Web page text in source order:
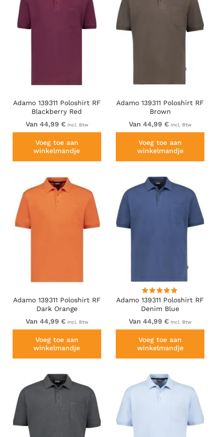
Adamo 139311 Poloshirt RF
Blackberry Red
Van 44,99 € Incl. Btw
Voeg toe aan
winkelmandje
Adamo 139311 Poloshirt RF
Brown
Van 44,99 € Incl. Btw
Voeg toe aan
winkelmandje
Adamo 139311 Poloshirt RF
Dark Orange
Van 44,99 € Incl. Btw
Voeg toe aan
winkelmandje
Adamo 139311 Poloshirt RF
Denim Blue
Van 44,99 € Incl. Btw
Voeg toe aan
winkelmandje